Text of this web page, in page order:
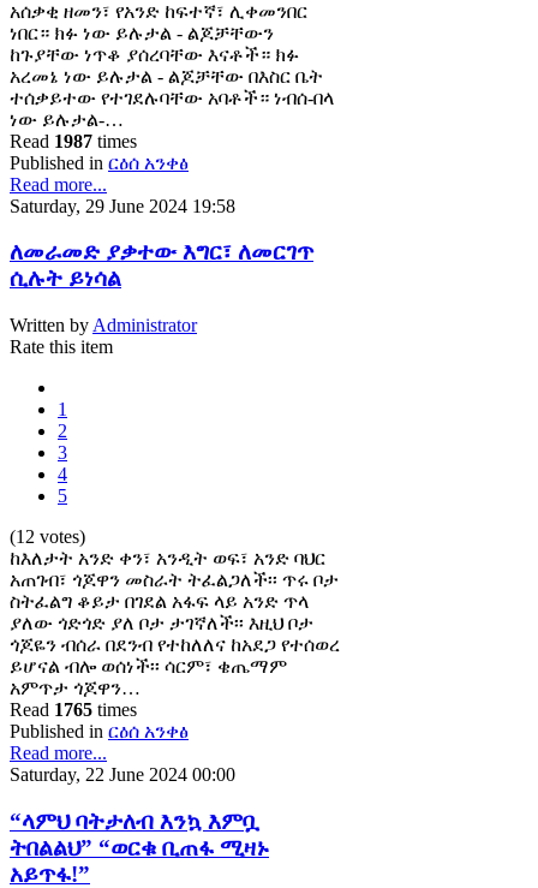
አሰቃቂ ዘመን፣ የአንድ ከፍተኛ፣ ሊቀመንበር
ነበር። ክፉ ነው ይሉታል - ልጆቻቸውን
ከጉያቸው ነጥቆ ያሰረባቸው እናቶች። ክፉ
አረመኔ ነው ይሉታል - ልጆቻቸው በእስር ቤት
ተሰቃይተው የተገደሉባቸው አባቶች። ነብሰ-በላ
ነው ይሉታል-…
Read 1987 times
Published in ርዕሰ አንቀፅ
Read more...
Saturday, 29 June 2024 19:58
ለመራመድ ያቃተው እግር፣ ለመርገጥ
ሲሉት ይነሳል
Written by Administrator
Rate this item
1
2
3
4
5
(12 votes)
ከእለታት አንድ ቀን፣ አንዲት ወፍ፣ አንድ ባህር
አጠገብ፣ ጎጆዋን መስራት ትፈልጋለች፡፡ ጥሩ ቦታ
ስትፈልግ ቆይታ በገደል አፋፍ ላይ አንድ ጥላ
ያለው ጎድጎድ ያለ ቦታ ታገኛለች፡፡ እዚህ ቦታ
ጎጆዬን ብሰራ በደንብ የተከለለና ከአደጋ የተሰወረ
ይሆናል ብሎ ወሰነች፡፡ ሳርም፣ ቄጤማም
አምጥታ ጎጆዋን…
Read 1765 times
Published in ርዕሰ አንቀፅ
Read more...
Saturday, 22 June 2024 00:00
“ላምህ ባትታለብ እንኳ እምቧ
ትበልልህ” “ወርቁ ቢጠፋ ሚዛኑ
አይጥፋ!”